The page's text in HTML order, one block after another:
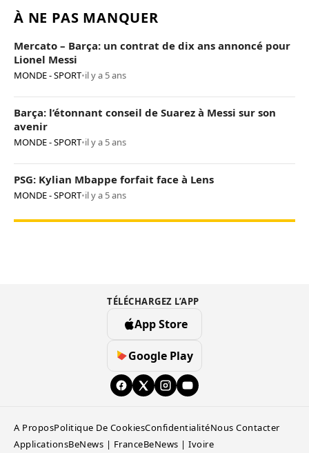
À NE PAS MANQUER
Mercato – Barça: un contrat de dix ans annoncé pour
Lionel Messi
MONDE - SPORT•il y a 5 ans
Barça: l’étonnant conseil de Suarez à Messi sur son
avenir
MONDE - SPORT•il y a 5 ans
PSG: Kylian Mbappe forfait face à Lens
MONDE - SPORT•il y a 5 ans
TÉLÉCHARGEZ L’APP
App Store
Google Play
A ProposPolitique De CookiesConfidentialitéNous Contacter
ApplicationsBeNews | FranceBeNews | Ivoire